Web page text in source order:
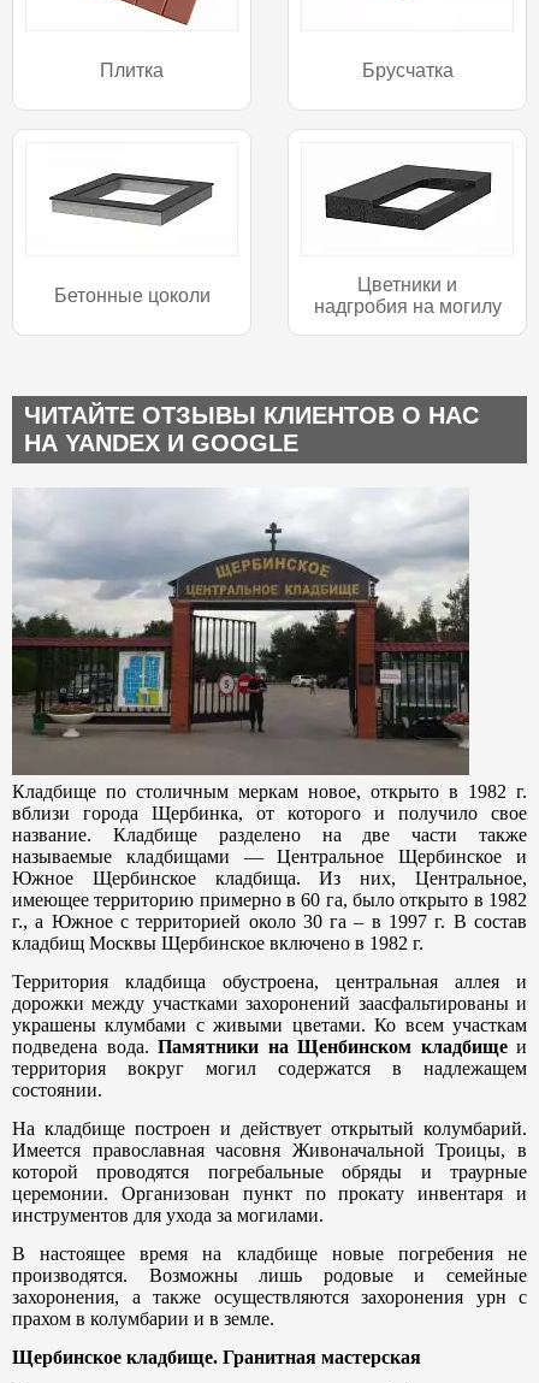
Плитка Брусчатка
Бетонные цоколи
Цветники и
надгробия на могилу
ЧИТАЙТЕ ОТЗЫВЫ КЛИЕНТОВ О НАС
НА YANDEX И GOOGLE
Кладбище по столичным меркам новое, открыто в 1982 г.
вблизи города Щербинка, от которого и получило свое
название. Кладбище разделено на две части также
называемые кладбищами — Центральное Щербинское и
Южное Щербинское кладбища. Из них, Центральное,
имеющее территорию примерно в 60 га, было открыто в 1982
г., а Южное с территорией около 30 га – в 1997 г. В состав
кладбищ Москвы Щербинское включено в 1982 г.
Территория кладбища обустроена, центральная аллея и
дорожки между участками захоронений заасфальтированы и
украшены клумбами с живыми цветами. Ко всем участкам
подведена вода. Памятники на Щенбинском кладбищеи
территория вокруг могил содержатся в надлежащем
состоянии.
На кладбище построен и действует открытый колумбарий.
Имеется православная часовня Живоначальной Троицы, в
которой проводятся погребальные обряды и траурные
церемонии. Организован пункт по прокату инвентаря и
инструментов для ухода за могилами.
В настоящее время на кладбище новые погребения не
производятся. Возможны лишь родовые и семейные
захоронения, а также осуществляются захоронения урн с
прахом в колумбарии и в земле.
Щербинское кладбище. Гранитная мастерская